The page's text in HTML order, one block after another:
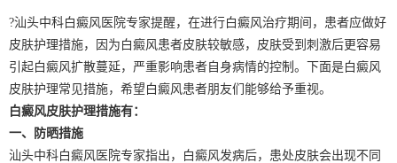
?汕头中科白癜风医院专家提醒，在进行白癜风治疗期间，患者应做好
皮肤护理措施，因为白癜风患者皮肤较敏感，皮肤受到刺激后更容易
引起白癜风扩散蔓延，严重影响患者自身病情的控制。下面是白癜风
皮肤护理常见措施，希望白癜风患者朋友们能够给予重视。
白癜风皮肤护理措施有：
一、防晒措施
汕头中科白癜风医院专家指出，白癜风发病后，患处皮肤会出现不同